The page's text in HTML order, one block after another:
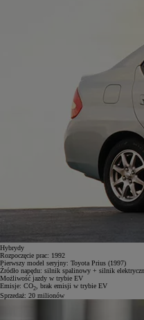
Hybrydy
Rozpoczęcie prac: 1992
Pierwszy model seryjny: Toyota Prius (1997)
Źródło napędu: silnik spalinowy + silnik
Możliwość jazdy w trybie EV
Emisje: CO2
, brak emisji w trybie EV
Sprzedaż: 20 milionów